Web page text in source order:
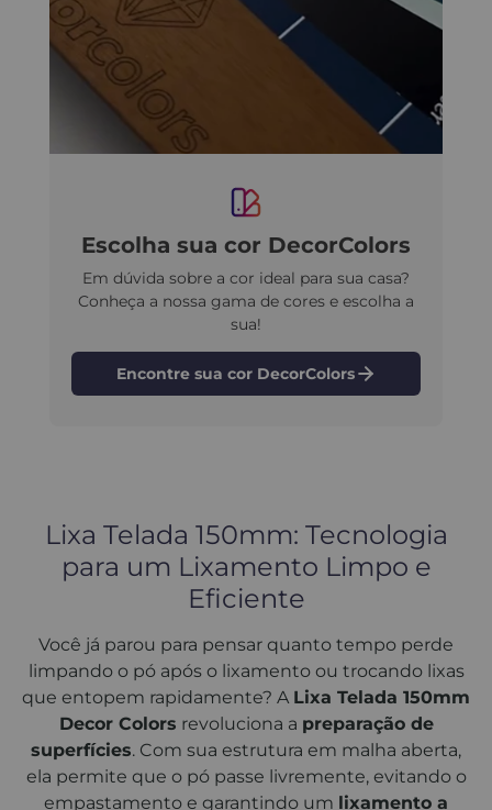
Escolha sua cor DecorColors
Em dúvida sobre a cor ideal para sua casa?
Conheça a nossa gama de cores e escolha a
sua!
Encontre sua cor DecorColors
Lixa Telada 150mm: Tecnologia
para um Lixamento Limpo e
Eficiente
Você já parou para pensar quanto tempo perde
limpando o pó após o lixamento ou trocando lixas
que entopem rapidamente? A Lixa Telada 150mm
Decor Colors revoluciona a preparação de
superfícies. Com sua estrutura em malha aberta,
ela permite que o pó passe livremente, evitando o
empastamento e garantindo um lixamento a